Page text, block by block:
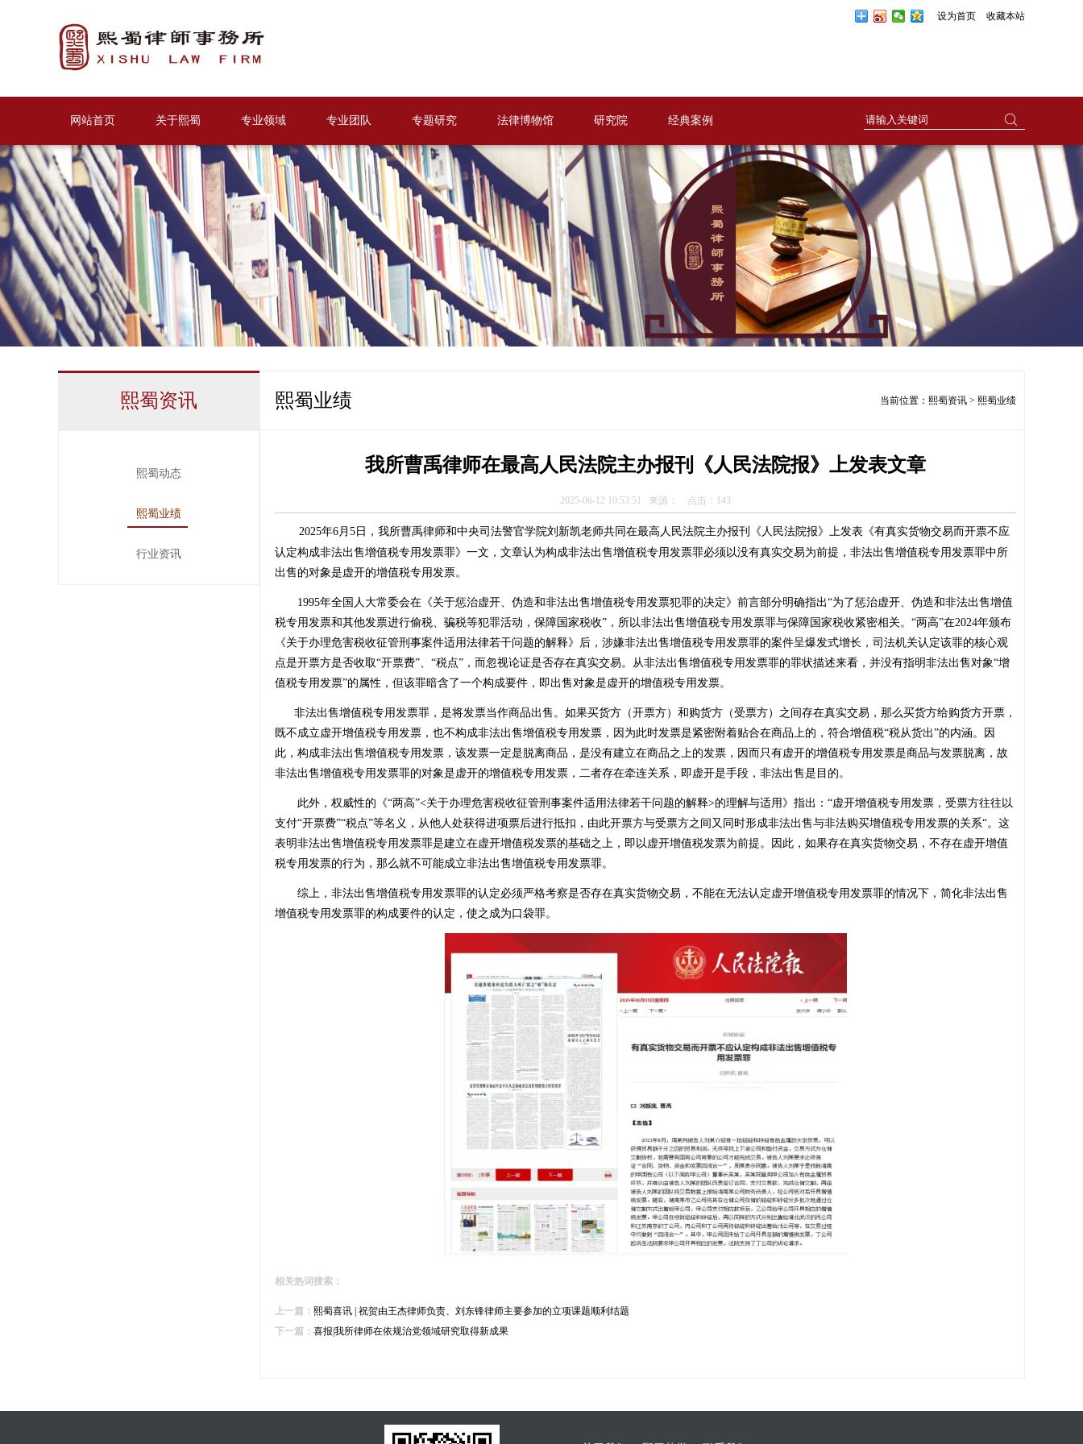
设为首页 收藏本站
网站首页 关于熙蜀 专业领域 专业团队 专题研究 法律博物馆 研究院 经典案例
熙蜀资讯
熙蜀动态
熙蜀业绩
行业资讯
熙蜀业绩 当前位置： 熙蜀资讯 > 熙蜀业绩
我所曹禹律师在最高人民法院主办报刊《人民法院报》上发表文章
2025-06-12 10:53:51 来源： 点击： 143
2025年6月5日，我所曹禹律师和中央司法警官学院刘新凯老师共同在最高人民法院主办报刊《人民法院报》上发表《有真实货物交易而开票不应
认定构成非法出售增值税专用发票罪》一文，文章认为构成非法出售增值税专用发票罪必须以没有真实交易为前提，非法出售增值税专用发票罪中所
出售的对象是虚开的增值税专用发票。
1995年全国人大常委会在《关于惩治虚开、伪造和非法出售增值税专用发票犯罪的决定》前言部分明确指出“为了惩治虚开、伪造和非法出售增值
税专用发票和其他发票进行偷税、骗税等犯罪活动，保障国家税收”，所以非法出售增值税专用发票罪与保障国家税收紧密相关。“两高”在2024年颁布
《关于办理危害税收征管刑事案件适用法律若干问题的解释》后，涉嫌非法出售增值税专用发票罪的案件呈爆发式增长，司法机关认定该罪的核心观
点是开票方是否收取“开票费”、“税点”，而忽视论证是否存在真实交易。从非法出售增值税专用发票罪的罪状描述来看，并没有指明非法出售对象“增
值税专用发票”的属性，但该罪暗含了一个构成要件，即出售对象是虚开的增值税专用发票。
非法出售增值税专用发票罪，是将发票当作商品出售。如果买货方（开票方）和购货方（受票方）之间存在真实交易，那么买货方给购货方开票，
既不成立虚开增值税专用发票，也不构成非法出售增值税专用发票，因为此时发票是紧密附着贴合在商品上的，符合增值税“税从货出”的内涵。因
此，构成非法出售增值税专用发票，该发票一定是脱离商品，是没有建立在商品之上的发票，因而只有虚开的增值税专用发票是商品与发票脱离，故
非法出售增值税专用发票罪的对象是虚开的增值税专用发票，二者存在牵连关系，即虚开是手段，非法出售是目的。
此外，权威性的《“两高”<关于办理危害税收征管刑事案件适用法律若干问题的解释>的理解与适用》指出：“虚开增值税专用发票，受票方往往以
支付“开票费”“税点”等名义，从他人处获得进项票后进行抵扣，由此开票方与受票方之间又同时形成非法出售与非法购买增值税专用发票的关系“。这
表明非法出售增值税专用发票罪是建立在虚开增值税发票的基础之上，即以虚开增值税发票为前提。因此，如果存在真实货物交易，不存在虚开增值
税专用发票的行为，那么就不可能成立非法出售增值税专用发票罪。
综上，非法出售增值税专用发票罪的认定必须严格考察是否存在真实货物交易，不能在无法认定虚开增值税专用发票罪的情况下，简化非法出售
增值税专用发票罪的构成要件的认定，使之成为口袋罪。
相关热词搜索：
上一篇： 熙蜀喜讯 | 祝贺由王杰律师负责、刘东锋律师主要参加的立项课题顺利结题
下一篇： 喜报|我所律师在依规治党领域研究取得新成果